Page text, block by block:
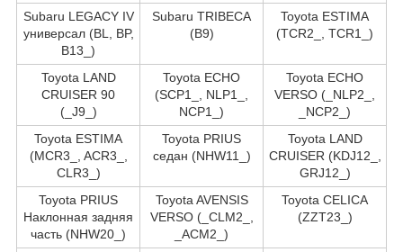
Subaru LEGACY IV
универсал (BL, BP,
B13_)
Subaru TRIBECA
(B9)
Toyota ESTIMA
(TCR2_, TCR1_)
Toyota LAND
CRUISER 90
(_J9_)
Toyota ECHO
(SCP1_, NLP1_,
NCP1_)
Toyota ECHO
VERSO (_NLP2_,
_NCP2_)
Toyota ESTIMA
(MCR3_, ACR3_,
CLR3_)
Toyota PRIUS
седан (NHW11_)
Toyota LAND
CRUISER (KDJ12_,
GRJ12_)
Toyota PRIUS
Наклонная задняя
часть (NHW20_)
Toyota AVENSIS
VERSO (_CLM2_,
_ACM2_)
Toyota CELICA
(ZZT23_)